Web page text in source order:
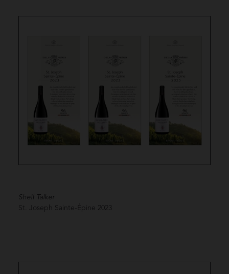
Shelf Talker
St. Joseph Sainte-Épine 2023